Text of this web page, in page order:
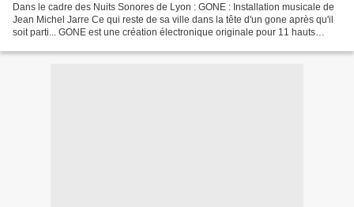
Dans le cadre des Nuits Sonores de Lyon : GONE : Installation musicale de
Jean Michel Jarre Ce qui reste de sa ville dans la tête d'un gone après qu'il
soit parti... GONE est une création électronique originale pour 11 hauts